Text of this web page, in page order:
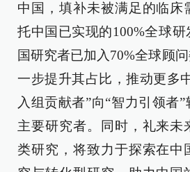
中国，填补未被满足的临床
托中国已实现的100%全球
国研究者已加入70%全球顾
一步提升其占比，推动更多
入组贡献者”向“智力引领者
主要研究者。同时，礼来未
类研究，将致力于探索在中